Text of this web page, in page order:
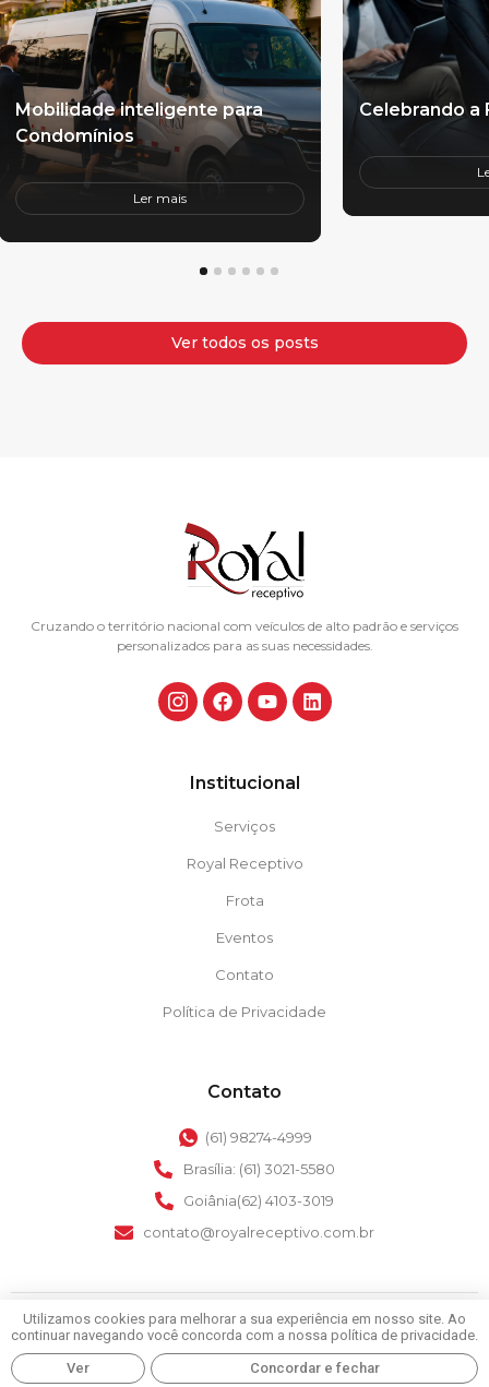
Mobilidade inteligente para
Condomínios
Ler mais
Celebrando a
5 6
Ver todos os posts
Cruzando o território nacional com veículos de alto padrão e serviços
personalizados para as suas necessidades.
Institucional
Serviços
Royal Receptivo
Frota
Eventos
Contato
Política de Privacidade
Contato
(61) 98274-4999
Brasília: (61) 3021-5580
Goiânia(62) 4103-3019
contato@royalreceptivo.com.br
Royal Receptivo© 2024 – Todos os direitos reservados
Utilizamos cookies para melhorar a sua experiência em nosso site. Ao
continuar navegando você concorda com a nossa política de privacidade.
Ver Concordar e fechar